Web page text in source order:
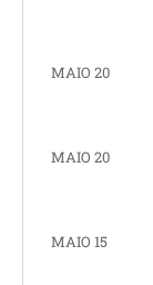
MAIO 20
MAIO 20
MAIO 15